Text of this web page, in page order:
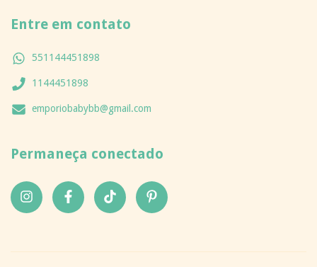
Entre em contato
551144451898
1144451898
emporiobabybb@gmail.com
Permaneça conectado